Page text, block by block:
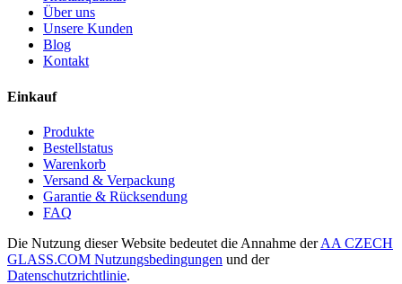
Über uns
Unsere Kunden
Blog
Kontakt
Einkauf
Produkte
Bestellstatus
Warenkorb
Versand & Verpackung
Garantie & Rücksendung
FAQ
Die Nutzung dieser Website bedeutet die Annahme derAA CZECH
GLASS.COM Nutzungsbedingungen und der
Datenschutzrichtlinie.